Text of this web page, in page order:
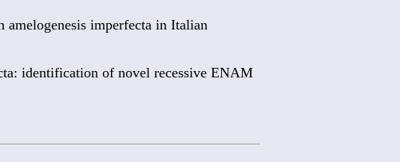
imperfecta in Italian
identification of novel recessive ENAM